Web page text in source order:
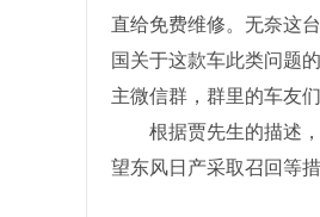
直给免费维修。无奈这
国关于这款车此类问题
主微信群，群里的车友
根据贾先生的描述，
望东风日产采取召回等